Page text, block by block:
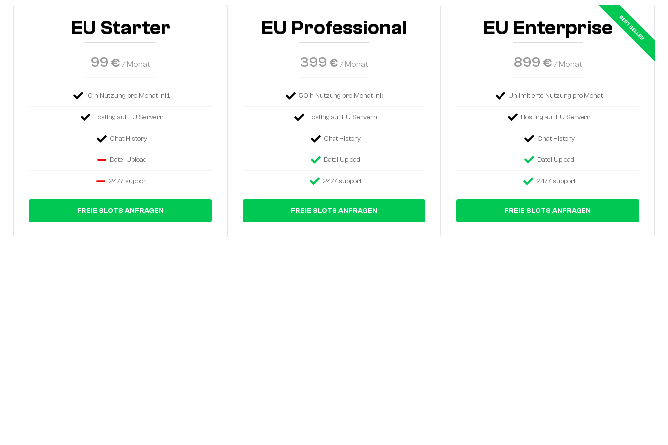
EU Starter
99 € / Monat
10 h Nutzung pro Monat inkl.
Hosting auf EU Servern
Chat History
Datei Upload
24/7 support
FREIE SLOTS ANFRAGEN
EU Professional
399 € / Monat
50 h Nutzung pro Monat inkl.
Hosting auf EU Servern
Chat History
Datei Upload
24/7 support
FREIE SLOTS ANFRAGEN
EU Enterprise
899 € / Monat
Unlimitierte Nutzung pro Monat
Hosting auf EU Servern
Chat History
Datei Upload
24/7 support
FREIE SLOTS ANFRAGEN